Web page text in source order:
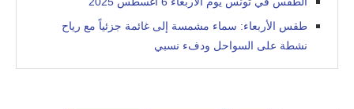
طقس الأربعاء: سماء مشمسة إلى غائمة جزئياً مع رياح
نشطة على السواحل ودفء نسبي